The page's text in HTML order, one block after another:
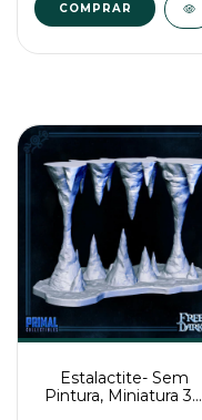
COMPRAR
Estalactite- Sem
Pintura, Miniatura 3D